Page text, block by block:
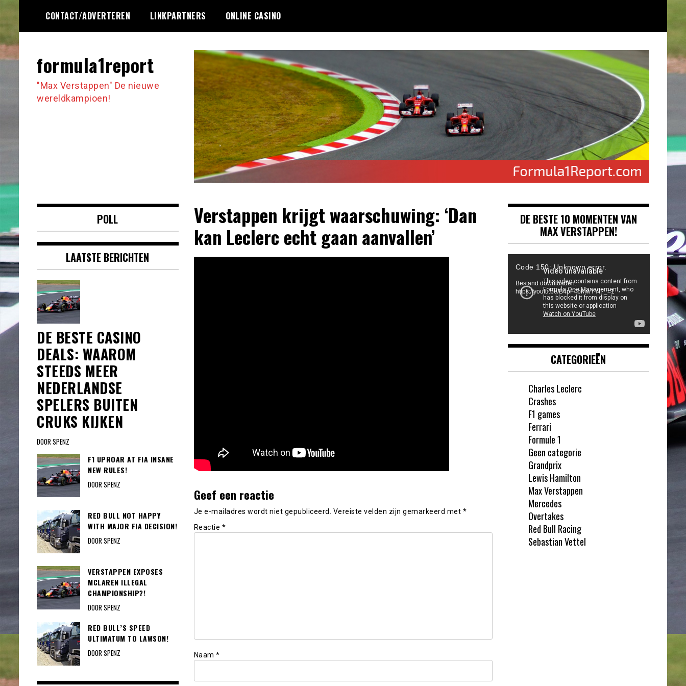
de
inhoud
CONTACT/ADVERTEREN LINKPARTNERS ONLINE CASINO
formula1report
"Max Verstappen" De nieuwe
wereldkampioen!
Verstappen krijgt waarschuwing: ‘Dan
kan Leclerc echt gaan aanvallen’
Geef een reactie
Je e-mailadres wordt niet gepubliceerd. Vereiste velden zijn gemarkeerd met *
Reactie *
Naam *
POLL
LAATSTE BERICHTEN
DE BESTE CASINO
DEALS: WAAROM
STEEDS MEER
NEDERLANDSE
SPELERS BUITEN
CRUKS KIJKEN
DOOR SPENZ
F1 UPROAR AT FIA INSANE
NEW RULES!
DOOR SPENZ
RED BULL NOT HAPPY
WITH MAJOR FIA DECISION!
DOOR SPENZ
VERSTAPPEN EXPOSES
MCLAREN ILLEGAL
CHAMPIONSHIP?!
DOOR SPENZ
RED BULL’S SPEED
ULTIMATUM TO LAWSON!
DOOR SPENZ
DE BESTE 10 MOMENTEN VAN
MAX VERSTAPPEN!
Code 150: Unknown error.
Bestand downloaden:
https://youtu.be/B4pF4bMwYYI?_=1
CATEGORIEËN
Charles Leclerc
Crashes
F1 games
Ferrari
Formule 1
Geen categorie
Grandprix
Lewis Hamilton
Max Verstappen
Mercedes
Overtakes
Red Bull Racing
Sebastian Vettel